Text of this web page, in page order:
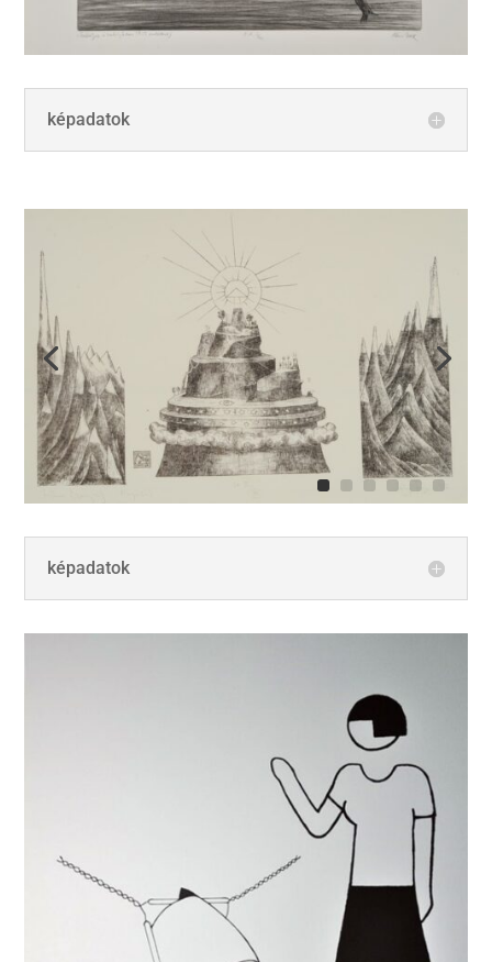
képadatok
képadatok